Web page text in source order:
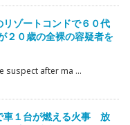
リゾートコンドで６０代
０歳の全裸の容疑者を
suspect after ma ...
車１台が燃える火事 放